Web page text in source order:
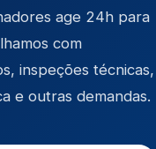
age 24h para
com
inspeções técnicas,
e outras demandas.